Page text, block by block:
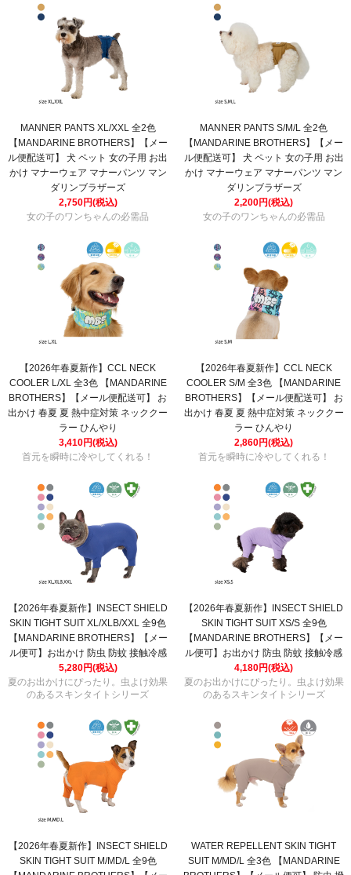
MANNER PANTS XL/XXL 全2色
【MANDARINE BROTHERS】【メー
ル便配送可】 犬 ペット 女の子用 お出
かけ マナーウェア マナーパンツ マン
ダリンブラザーズ
2,750円(税込)
女の子のワンちゃんの必需品
MANNER PANTS S/M/L 全2色
【MANDARINE BROTHERS】【メー
ル便配送可】 犬 ペット 女の子用 お出
かけ マナーウェア マナーパンツ マン
ダリンブラザーズ
2,200円(税込)
女の子のワンちゃんの必需品
【2026年春夏新作】CCL NECK
COOLER L/XL 全3色 【MANDARINE
BROTHERS】【メール便配送可】 お
出かけ 春夏 夏 熱中症対策 ネッククー
ラー ひんやり
3,410円(税込)
首元を瞬時に冷やしてくれる！
【2026年春夏新作】CCL NECK
COOLER S/M 全3色 【MANDARINE
BROTHERS】【メール便配送可】 お
出かけ 春夏 夏 熱中症対策 ネッククー
ラー ひんやり
2,860円(税込)
首元を瞬時に冷やしてくれる！
【2026年春夏新作】INSECT SHIELD
SKIN TIGHT SUIT XL/XLB/XXL 全9色
【MANDARINE BROTHERS】【メー
ル便可】お出かけ 防虫 防蚊 接触冷感
5,280円(税込)
夏のお出かけにぴったり。虫よけ効果
のあるスキンタイトシリーズ
【2026年春夏新作】INSECT SHIELD
SKIN TIGHT SUIT XS/S 全9色
【MANDARINE BROTHERS】【メー
ル便可】お出かけ 防虫 防蚊 接触冷感
4,180円(税込)
夏のお出かけにぴったり。虫よけ効果
のあるスキンタイトシリーズ
【2026年春夏新作】INSECT SHIELD
SKIN TIGHT SUIT M/MD/L 全9色
WATER REPELLENT SKIN TIGHT
SUIT M/MD/L 全3色 【MANDARINE